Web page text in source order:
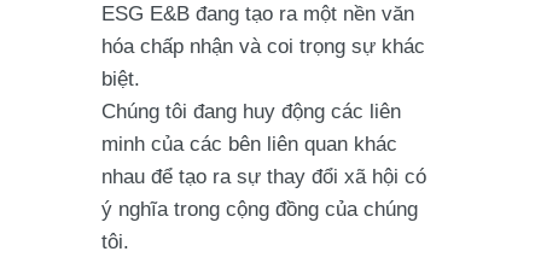
ESG E&B đang tạo ra một nền văn
hóa chấp nhận và coi trọng sự khác
biệt.
Chúng tôi đang huy động các liên
minh của các bên liên quan khác
nhau để tạo ra sự thay đổi xã hội có
ý nghĩa trong cộng đồng của chúng
tôi.